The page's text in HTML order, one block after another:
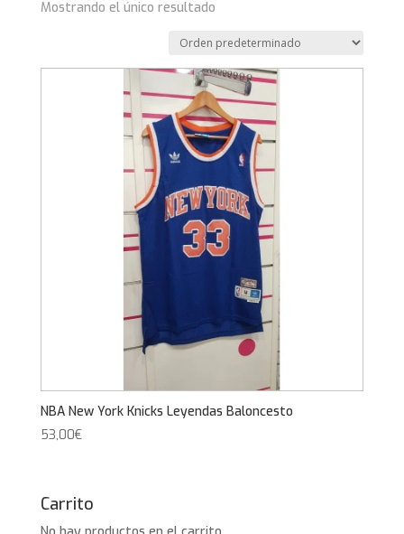
Mostrando el único resultado
NBA New York Knicks Leyendas Baloncesto
53,00€
Carrito